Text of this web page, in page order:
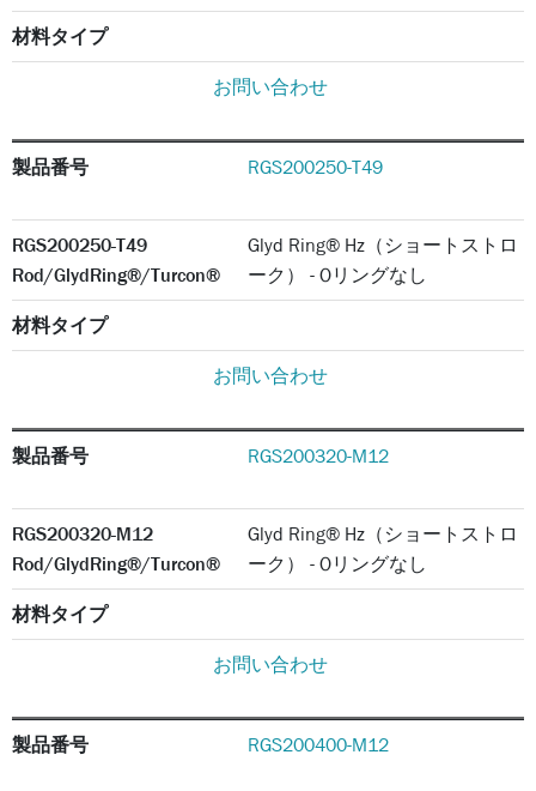
材料タイプ
お問い合わせ
製品番号 RGS200250-T49
RGS200250-T49
Rod/GlydRing®/Turcon®
Glyd Ring® Hz（ショートストロ
ーク） - Oリングなし
材料タイプ
お問い合わせ
製品番号 RGS200320-M12
RGS200320-M12
Rod/GlydRing®/Turcon®
Glyd Ring® Hz（ショートストロ
ーク） - Oリングなし
材料タイプ
お問い合わせ
製品番号 RGS200400-M12